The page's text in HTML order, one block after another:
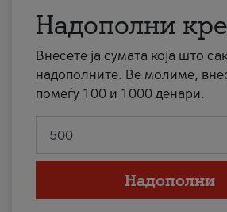
Надополни
Внесете ја сумата која што
надополните. Ве молиме,
помеѓу 100 и 1000 денари.
Надополни